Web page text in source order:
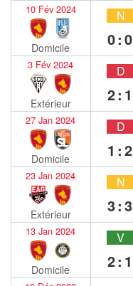
10 Fév 2024
Domicile
N
0:0
3 Fév 2024
Extérieur
D
2:1
27 Jan 2024
Domicile
D
1:2
23 Jan 2024
Extérieur
N
3:3
13 Jan 2024
Domicile
V
2:1